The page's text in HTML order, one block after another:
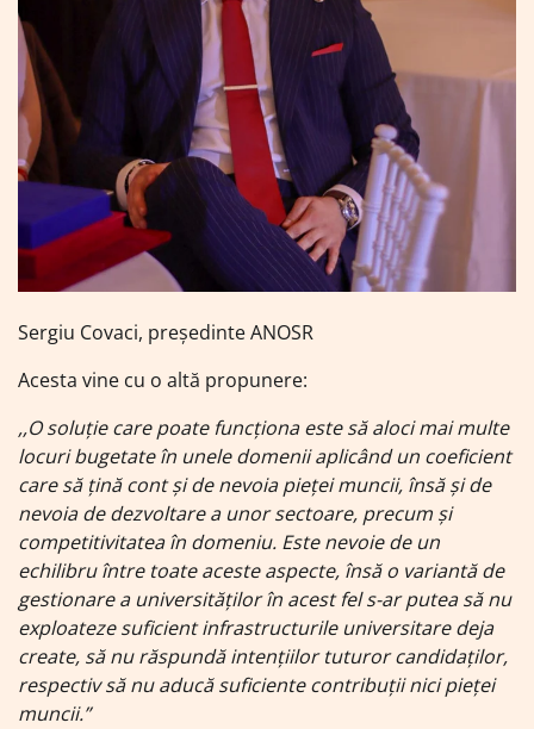
Sergiu Covaci, președinte ANOSR
Acesta vine cu o altă propunere:
,,O soluție care poate funcționa este să aloci mai multe
locuri bugetate în unele domenii aplicând un coeficient
care să țină cont și de nevoia pieței muncii, însă și de
nevoia de dezvoltare a unor sectoare, precum și
competitivitatea în domeniu. Este nevoie de un
echilibru între toate aceste aspecte, însă o variantă de
gestionare a universităților în acest fel s-ar putea să nu
exploateze suficient infrastructurile universitare deja
create, să nu răspundă intențiilor tuturor candidaților,
respectiv să nu aducă suficiente contribuții nici pieței
muncii.”